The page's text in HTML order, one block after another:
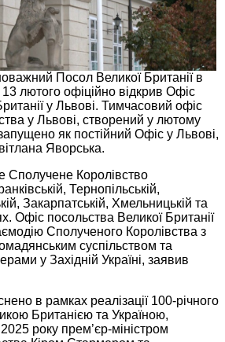
Посол Великої Британії в
лютого офіційно відкрив Офіс
у Львові. Тимчасовий офіс
у Львові, створений у лютому
як постійний Офіс у Львові,
Яворська.
Сполучене Королівство
Тернопільській,
Закарпатській, Хмельницькій та
Офіс посольства Великої Британії
Сполученого Королівства з
суспільством та
у Західній Україні, заявив
в рамках реалізації 100-річного
Британією та Україною,
року прем’єр-міністром